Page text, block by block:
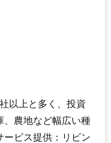
以上と多く、投資
、農地など幅広い種
ービス提供：リビン